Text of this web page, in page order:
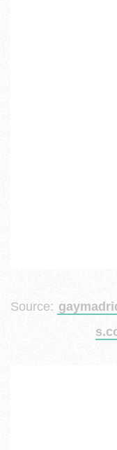
Source: